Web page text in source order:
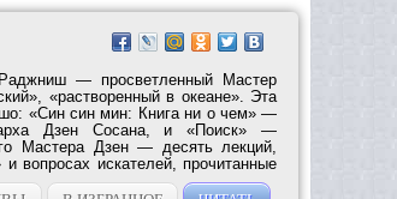
— просветленный Мастер
«растворенный в океане». Эта
«Син син мин: Книга ни о чем» —
Дзен Сосана, и «Поиск» —
Мастера Дзен — десять лекций,
вопросах искателей, прочитанные